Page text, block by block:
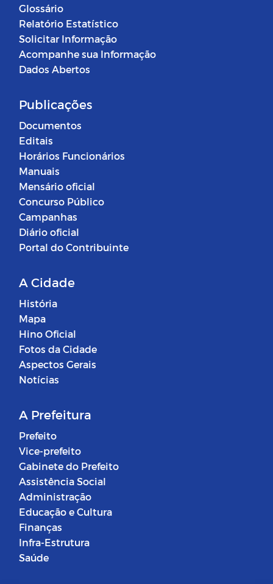
Glossário
Relatório Estatístico
Solicitar Informação
Acompanhe sua Informação
Dados Abertos
Publicações
Documentos
Editais
Horários Funcionários
Manuais
Mensário oficial
Concurso Público
Campanhas
Diário oficial
Portal do Contribuinte
A Cidade
História
Mapa
Hino Oficial
Fotos da Cidade
Aspectos Gerais
Notícias
A Prefeitura
Prefeito
Vice-prefeito
Gabinete do Prefeito
Assistência Social
Administração
Educação e Cultura
Finanças
Infra-Estrutura
Saúde